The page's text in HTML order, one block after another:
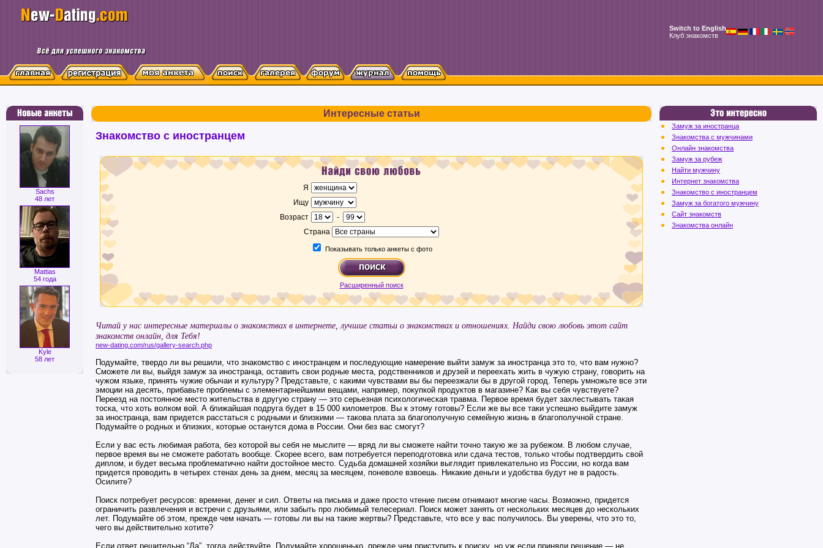
Switch to English
Клуб знакомств
Sachs
48 лет
Mattias
54 года
Kyle
58 лет
Интересные статьи
Знакомство с иностранцем
Я
Ищу
Возраст
-
Страна
Показывать только анкеты с фото
Расширенный поиск
Читай у нас интересные материалы о знакомствах в интернете, лучшие статьи о знакомствах и отношениях. Найди свою любовь этот сайт
знакомств онлайн, для Тебя!
new-dating.com/rus/gallery-search.php
Подумайте, твердо ли вы решили, что знакомство с иностранцем и последующие намерение выйти замуж за иностранца это то, что вам нужно?
Сможете ли вы, выйдя замуж за иностранца, оставить свои родные места, родственников и друзей и переехать жить в чужую страну, говорить на
чужом языке, принять чужие обычаи и культуру? Представьте, с какими чувствами вы бы переезжали бы в другой город. Теперь умножьте все эти
эмоции на десять, прибавьте проблемы с элементарнейшими вещами, например, покупкой продуктов в магазине? Как вы себя чувствуете?
Переезд на постоянное место жительства в другую страну — это серьезная психологическая травма. Первое время будет захлестывать такая
тоска, что хоть волком вой. А ближайшая подруга будет в 15 000 километров. Вы к этому готовы? Если же вы все таки успешно выйдите замуж
за иностранца, вам придется расстаться с родными и близкими — такова плата за благополучную семейную жизнь в благополучной стране.
Подумайте о родных и близких, которые останутся дома в России. Они без вас смогут?
Если у вас есть любимая работа, без которой вы себя не мыслите — вряд ли вы сможете найти точно такую же за рубежом. В любом случае,
первое время вы не сможете работать вообще. Скорее всего, вам потребуется переподготовка или сдача тестов, только чтобы подтвердить свой
диплом, и будет весьма проблематично найти достойное место. Судьба домашней хозяйки выглядит привлекательно из России, но когда вам
придется проводить в четырех стенах день за днем, месяц за месяцем, поневоле взвоешь. Никакие деньги и удобства будут не в радость.
Осилите?
Поиск потребует ресурсов: времени, денег и сил. Ответы на письма и даже просто чтение писем отнимают многие часы. Возможно, придется
ограничить развлечения и встречи с друзьями, или забыть про любимый телесериал. Поиск может занять от нескольких месяцев до нескольких
лет. Подумайте об этом, прежде чем начать — готовы ли вы на такие жертвы? Представьте, что все у вас получилось. Вы уверены, что это то,
чего вы действительно хотите?
Если ответ решительно “Да”, тогда действуйте. Подумайте хорошенько, прежде чем приступить к поиску, но уж если приняли решение — не
Замуж за иностранца
Знакомства с мужчинами
Онлайн знакомства
Замуж за рубеж
Найти мужчину
Интернет знакомства
Знакомство с иностранцем
Замуж за богатого мужчину
Сайт знакомств
Знакомства онлайн